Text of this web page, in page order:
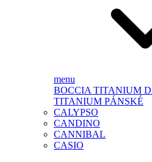
menu
BOCCIA TITANIUM
TITANIUM PÁNSKÉ
CALYPSO
CANDINO
CANNIBAL
CASIO